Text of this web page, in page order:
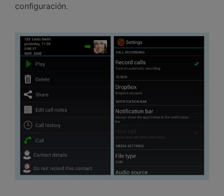
configuración.